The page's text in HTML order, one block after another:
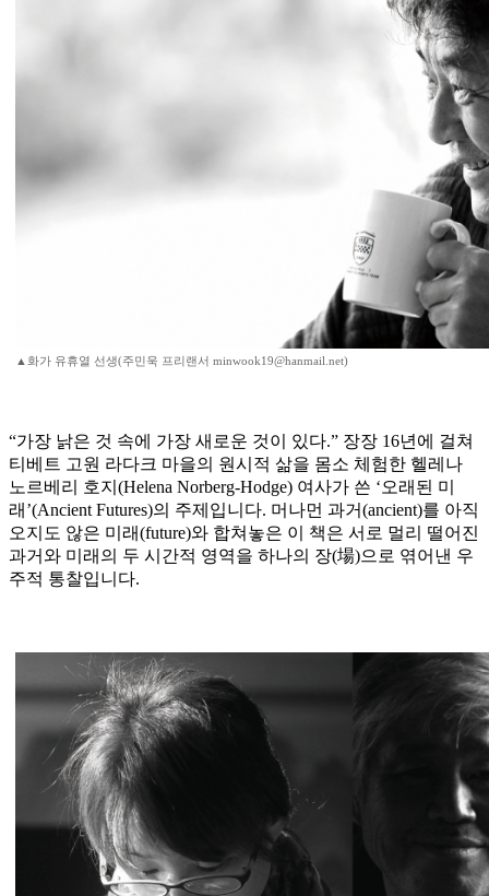
▲화가 유휴열 선생(주민욱 프리랜서 minwook19@hanmail.net)
“가장 낡은 것 속에 가장 새로운 것이 있다.” 장장 16년에 걸쳐
티베트 고원 라다크 마을의 원시적 삶을 몸소 체험한 헬레나
노르베리 호지(Helena Norberg-Hodge) 여사가 쓴 ‘오래된 미
래’(Ancient Futures)의 주제입니다. 머나먼 과거(ancient)를 아직
오지도 않은 미래(future)와 합쳐놓은 이 책은 서로 멀리 떨어진
과거와 미래의 두 시간적 영역을 하나의 장(場)으로 엮어낸 우
주적 통찰입니다.